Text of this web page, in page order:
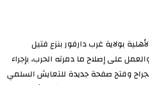
بولاية غرب دارفور بنزع فتيل
على إصلاح ما دمرته الحرب، بإجراء
وفتح صفحة جديدة للتعايش السلمي